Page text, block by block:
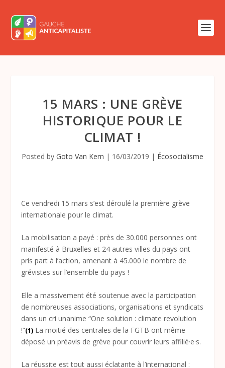
15 MARS : UNE GRÈVE
HISTORIQUE POUR LE
CLIMAT !
Posted by Goto Van Kern | 16/03/2019 | Écosocialisme
Ce vendredi 15 mars s’est déroulé la première grève
internationale pour le climat.
La mobilisation a payé : près de 30.000 personnes ont
manifesté à Bruxelles et 24 autres villes du pays ont
pris part à l’action, amenant à 45.000 le nombre de
grévistes sur l’ensemble du pays !
Elle a massivement été soutenue avec la participation
de nombreuses associations, organisations et syndicats
dans un cri unanime “One solution : climate revolution
!”(1) La moitié des centrales de la FGTB ont même
déposé un préavis de grève pour couvrir leurs affilié·e·s.
La réussite est tout aussi éclatante à l’international :